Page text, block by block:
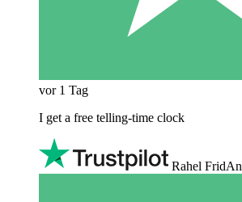
vor 1 Tag
I get a free telling-time clock
Rahel